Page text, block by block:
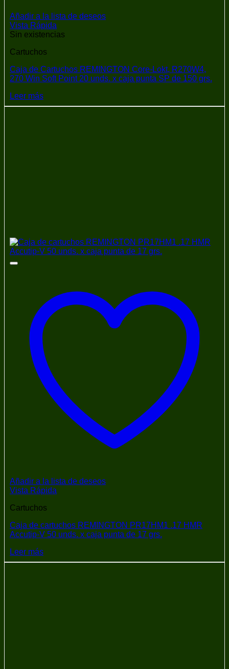
Añadir a la lista de deseos
Vista Rápida
Sin existencias
Cartuchos
Caja de Cartuchos REMINGTON Core-Lokt, R270W4,
270 Win Soft Point 20 unds. x caja punta SP de 150 grs.
Leer más
Añadir a la lista de deseos
Vista Rápida
Cartuchos
Caja de cartuchos REMINGTON PR17HM1 .17 HMR
Accutip-V 50 unds. x caja punta de 17 grs.
Leer más